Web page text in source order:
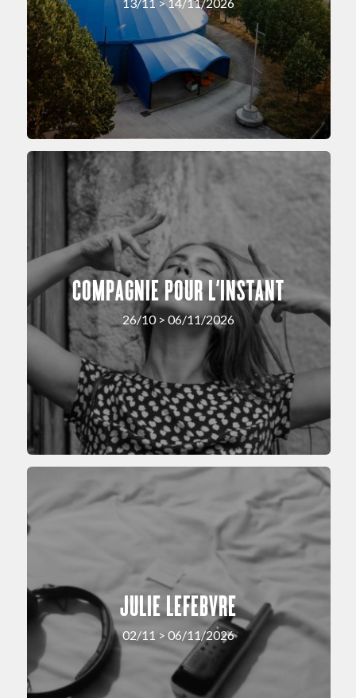
COMPAGNIE POUR L’INSTANT
26/10 > 06/11/2026
JULIE LEFEBVRE
02/11 > 06/11/2026